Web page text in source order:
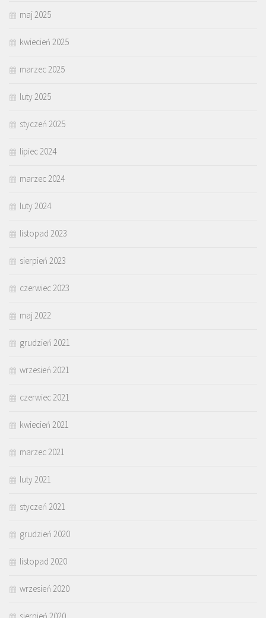
maj 2025
kwiecień 2025
marzec 2025
luty 2025
styczeń 2025
lipiec 2024
marzec 2024
luty 2024
listopad 2023
sierpień 2023
czerwiec 2023
maj 2022
grudzień 2021
wrzesień 2021
czerwiec 2021
kwiecień 2021
marzec 2021
luty 2021
styczeń 2021
grudzień 2020
listopad 2020
wrzesień 2020